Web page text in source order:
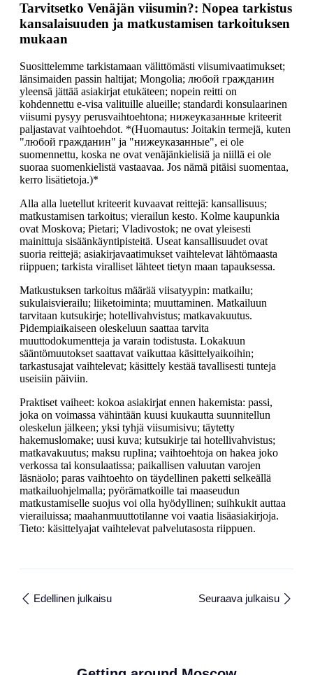
Tarvitsetko Venäjän viisumin?: Nopea tarkistus
kansalaisuuden ja matkustamisen tarkoituksen
mukaan
Suosittelemme tarkistamaan välittömästi viisumivaatimukset;
länsimaiden passin haltijat; Mongolia; любой гражданин
yleensä jättää asiakirjat etukäteen; nopein reitti on
kohdennettu e-visa valituille alueille; standardi konsulaarinen
viisumi pysyy perusvaihtoehtona; нижеуказанные kriteerit
paljastavat vaihtoehdot. *(Huomautus: Joitakin termejä, kuten
"любой гражданин" ja "нижеуказанные", ei ole
suomennettu, koska ne ovat venäjänkielisiä ja niillä ei ole
suoraa suomenkielistä vastaavaa. Jos nämä pitäisi suomentaa,
kerro lisätietoja.)*
Alla alla luetellut kriteerit kuvaavat reittejä: kansallisuus;
matkustamisen tarkoitus; vierailun kesto. Kolme kaupunkia
ovat Moskova; Pietari; Vladivostok; ne ovat yleisesti
mainittuja sisäänkäyntipisteitä. Useat kansallisuudet ovat
suoria reittejä; asiakirjavaatimukset vaihtelevat lähtömaasta
riippuen; tarkista viralliset lähteet tietyn maan tapauksessa.
Matkustuksen tarkoitus määrää viisatyypin: matkailu;
sukulaisvierailu; liiketoiminta; muuttaminen. Matkailuun
tarvitaan kutsukirje; hotellivahvistus; matkavakuutus.
Pidempiaikaiseen oleskeluun saattaa tarvita
muuttodokumentteja ja varain todistusta. Lokakuun
sääntömuutokset saattavat vaikuttaa käsittelyaikoihin;
tarkastusajat vaihtelevat; käsittely kestää tavallisesti tunteja
useisiin päiviin.
Praktiset vaiheet: kokoa asiakirjat ennen hakemista: passi,
joka on voimassa vähintään kuusi kuukautta suunnitellun
oleskelun jälkeen; yksi tyhjä viisumisivu; täytetty
hakemuslomake; uusi kuva; kutsukirje tai hotellivahvistus;
matkavakuutus; maksu ruplina; vaihtoehtoja on hakea joko
verkossa tai konsulaatissa; paikallisen valuutan varojen
läsnäolo; paras vaihtoehto on täydellinen paketti selkeällä
matkailuohjelmalla; pyörämatkoille tai maaseudun
matkustamiselle suojus voi olla hyödyllinen; suihkukit auttaa
vierailuissa; maahanmuuttotilanne voi vaatia lisäasiakirjoja.
Tieto: käsittelyajat vaihtelevat palvelutasosta riippuen.
Edellinen julkaisu Seuraava julkaisu